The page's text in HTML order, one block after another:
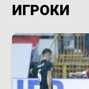
ИГРОКИ